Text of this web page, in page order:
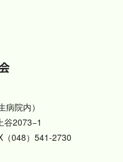
院内）
谷2073−1
048）541-2730